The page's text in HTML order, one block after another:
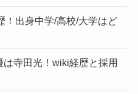
！出身中学/高校/大学はど
は寺田光！wiki経歴と採用